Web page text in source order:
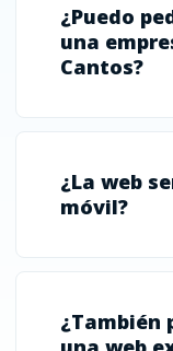
¿Puedo
una
Cantos?
¿La web
móvil?
¿También